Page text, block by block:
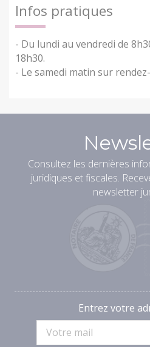
Infos pratiques
- Du lundi au vendredi de
18h30.
- Le samedi matin sur
Consultez les dernières
juridiques et fiscales.
newsletter
Entrez votre